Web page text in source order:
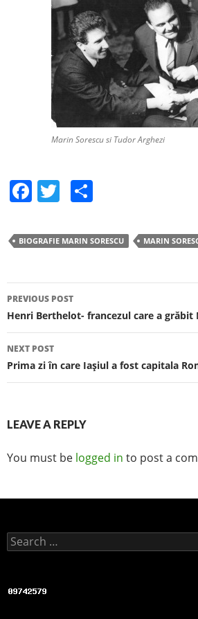
Marin Sorescu si Tudor Arghezi
F
c
e
b
o
o
k
T
itt
er
ar
e
BIOGRAFIE MARIN SORESCU MARIN
Post navigation
PREVIOUS POST
Henri Berthelot- francezul care a grăbit
NEXT POST
Prima zi în care Iaşiul a fost capitala
LEAVE A REPLY
You must be logged in to post a
Search for: